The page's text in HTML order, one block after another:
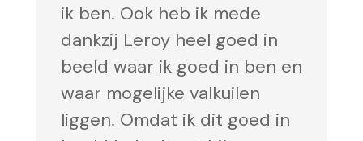
ik ben. Ook heb ik mede
dankzij Leroy heel goed in
beeld waar ik goed in ben en
waar mogelijke valkuilen
liggen. Omdat ik dit goed in